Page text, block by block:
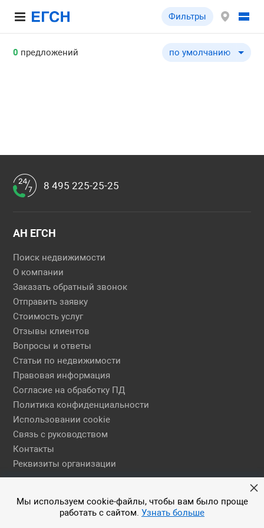
Фильтры
0 предложений по умолчанию
по умолчанию
8 495 225-25-25
АН ЕГСН
Поиск недвижимости
О компании
Заказать обратный звонок
Отправить заявку
Стоимость услуг
Отзывы клиентов
Вопросы и ответы
Статьи по недвижимости
Правовая информация
Согласие на обработку ПД
Политика конфиденциальности
Использовании cookie
Связь с руководством
Контакты
Реквизиты организации
Правовая информация
© 2026 АН ЕГСН
Мы используем cookie-файлы, чтобы вам было проще
работать с сайтом. Узнать больше